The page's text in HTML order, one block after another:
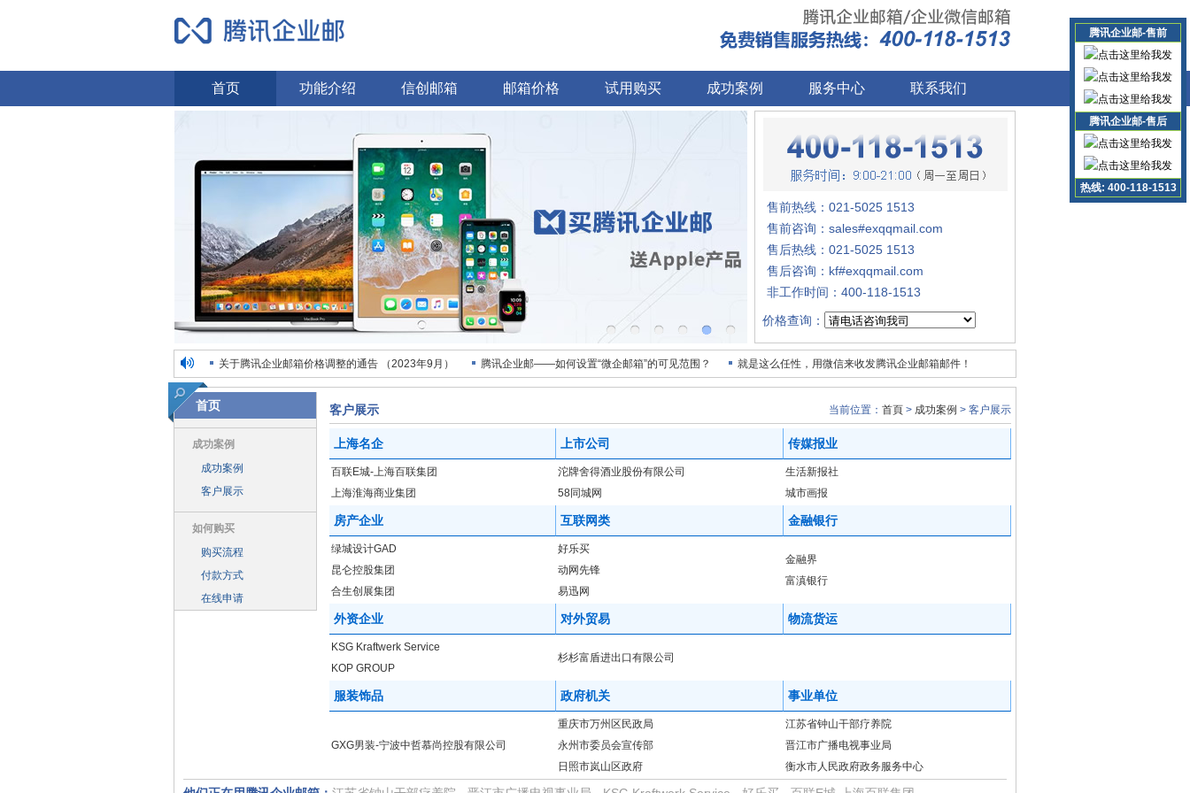
腾讯企业邮-售前
销售咨询1
销售咨询2
销售咨询3
腾讯企业邮-售后
技术支持1
技术支持2
热线: 400-118-1513
首页 功能介绍 信创邮箱 邮箱价格 试用购买 成功案例 服务中心 联系我们
售前热线：021-5025 1513
售前咨询：sales#exqqmail.com
售后热线：021-5025 1513
售后咨询：kf#exqqmail.com
非工作时间：400-118-1513
价格查询：
关于腾讯企业邮箱价格调整的通告 （2023年9月） 腾讯企业邮——如何设置“微企邮箱”的可见范围？ 就是这么任性，用微信来收发腾讯企业邮箱邮件！
时空畅想招聘电话销售，业务精英 感谢众多客户的信任与支持 腾讯企业邮助力我军工行业互联网平台化
一个网站等于有了三个，电脑、手机、平板完美显示 上海时空畅想2015年春节放假通知
打通微信布局移动化 腾讯企业邮箱玩法翻新 与时俱进 企业邮箱焕发青春 工信部回应VPN被封：不良信息应按中国法律管理
浴火重生 QQ邮箱绝地反击——腾讯企业邮箱团队的故事 腾讯企业邮箱领军的市场大变局已上演 XP要退役 拿什么来保护你 我的企业邮
腾讯有望跻身全球IT企业市值前十名 上海时空畅想2014年春节放假通知 马化腾最新讲话：高管要“饥渴”
腾讯企业邮箱上海站客户见面会“信”随我动，一路“邮”你 上海时空畅想2013年国庆放假通知 搅局者：腾讯企业邮箱
腾讯企业邮箱大客户见面会（广州站）启动 腾讯企业邮箱全国巡回客户见面会启动
腾讯企业邮箱推出“微信扫一扫登陆” 未来或可拓展第三方登陆 腾讯企业邮箱日历支持google导入，邮件、微信、短信，三种提醒模式
2013年购买腾讯企业邮箱 送 腾讯通RTX
企业邮箱遭到黑客攻击 30万美元被“劫”走了 腾讯邮箱市场占有率（艾瑞）
微信用户破3亿威胁传统运营商 中移动与腾讯再度“交火”
上海时空畅想营销策划有限公司乔迁之禧 腾讯企业邮箱-“IP登录权限”功能详解
腾讯企业邮箱-2012年6月18日：群发邮件很轻松 腾讯企业邮箱-在DNSPod域名解析商处如何设置企业邮箱？
首页
成功案例
成功案例
客户展示
如何购买
购买流程
付款方式
在线申请
客户展示 当前位置： 首頁 > 成功案例 > 客户展示
上海名企 上市公司 传媒报业
百联E城-上海百联集团
上海淮海商业集团
沱牌舍得酒业股份有限公司
58同城网
生活新报社
城市画报
房产企业 互联网类 金融银行
绿城设计GAD
昆仑控股集团
合生创展集团
好乐买
动网先锋
易迅网
金融界
富滇银行
外资企业 对外贸易 物流货运
KSG Kraftwerk Service
KOP GROUP
杉杉富盾进出口有限公司
服装饰品 政府机关 事业单位
GXG男装-宁波中哲慕尚控股有限公司
重庆市万州区民政局
永州市委员会宣传部
日照市岚山区政府
江苏省钟山干部疗养院
晋江市广播电视事业局
衡水市人民政府政务服务中心